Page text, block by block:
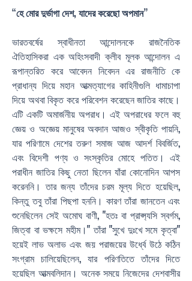
“হে মোর দুর্ভাগা দেশ, যাদের করেছো অপমান”
ভারতবর্ষের স্বাধীনতা আন্দোলনকে রাজনৈতিক
ঐতিহাসিকরা এক অহিংসবাদী ক্লীব মূলক আন্দোলন এ
রূপান্তরিত করে আবেদন নিবেদন এর রাজনীতি কে
প্রাধান্য দিয়ে মহান আত্মত্যাগের কাহিনীগুলি ধামাচাপা
দিয়ে অথবা বিকৃত করে পরিবেশন করেছেন জাতির কাছে।
এটি একটি অমার্জনীয় অপরাধ। এই অপরাধের ফলে বহু
জ্ঞেয় ও অজ্ঞেয় মানুষের অবদান আজও স্বীকৃতি পায়নি,
যার পরিণামে দেশের তরুণ সমাজ আজ আদর্শ বিবর্জিত,
এবং বিদেশী পণ্য ও সংস্কৃতির মোহে পতিত। এই
পরাধীন জাতির কিছু নেতা ছিলেন যাঁরা কোনোদিন আপস
করেননি। তার জন্য তাঁদের চরম মূল্য দিতে হয়েছিল,
কিন্তু তবু তাঁরা পিছপা হননি। কারণ তাঁরা জানতেন এবং
শুনেছিলেন সেই অমোঘ বাণী, "হতঃ বা প্রাপ্স্যসি স্বর্গম,
জিত্বা বা ভক্ষসে মহীম।" তাঁরা "সুখে দুঃখে সমে কৃত্বা"
হয়েই লাভ অলাভ এবং জয় পরাজয়ের উর্ধ্বে উঠে কঠিন
সংগ্রাম চালিয়েছিলেন, যার পরিণতিতে তাঁদের দিতে
হয়েছিল আত্মবলিদান। অনেক সময়ে নিজেদের দেশবাসীর